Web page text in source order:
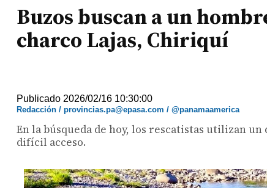
Buzos buscan a un
charco Lajas, Chiriquí
Publicado 2026/02/16 10:30:00
Redacción / provincias.pa@epasa.com / @panamaamerica
En la búsqueda de hoy, los rescatistas utilizan
difícil acceso.